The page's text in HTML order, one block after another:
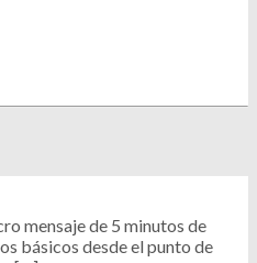
mensaje de 5 minutos de
básicos desde el punto de